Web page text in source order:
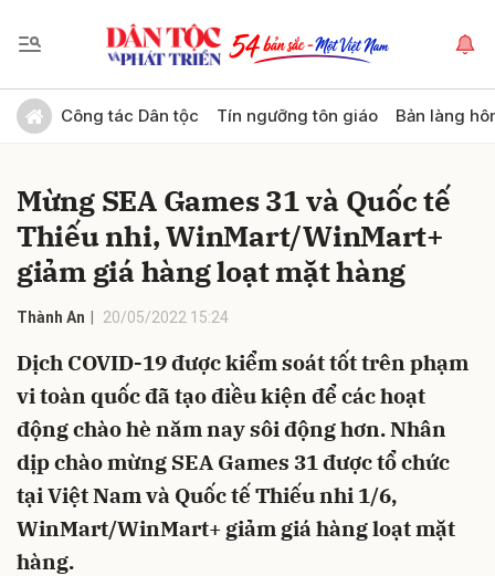
Công tác Dân tộc Tín ngưỡng tôn giáo Bản làng
Mừng SEA Games 31 và Quốc tế
Thiếu nhi, WinMart/WinMart+
giảm giá hàng loạt mặt hàng
Thành An 20/05/2022 15:24
Dịch COVID-19 được kiểm soát tốt trên phạm
vi toàn quốc đã tạo điều kiện để các hoạt
động chào hè năm nay sôi động hơn. Nhân
dịp chào mừng SEA Games 31 được tổ chức
tại Việt Nam và Quốc tế Thiếu nhi 1/6,
WinMart/WinMart+ giảm giá hàng loạt mặt
hàng.
Gửi bình luận